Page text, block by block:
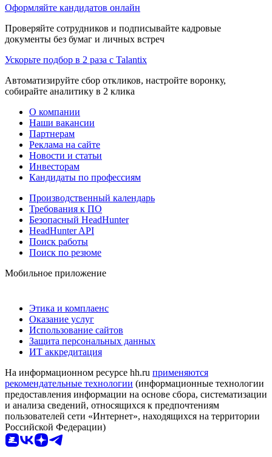
Оформляйте кандидатов онлайн
Проверяйте сотрудников и подписывайте кадровые
документы без бумаг и личных встреч
Ускорьте подбор в 2 раза с Talantix
Автоматизируйте сбор откликов, настройте воронку,
собирайте аналитику в 2 клика
О компании
Наши вакансии
Партнерам
Реклама на сайте
Новости и статьи
Инвесторам
Кандидаты по профессиям
Производственный календарь
Требования к ПО
Безопасный HeadHunter
HeadHunter API
Поиск работы
Поиск по резюме
Мобильное приложение
Этика и комплаенс
Оказание услуг
Использование сайтов
Защита персональных данных
ИТ аккредитация
На информационном ресурсе hh.ru применяются
рекомендательные технологии (информационные технологии
предоставления информации на основе сбора, систематизации
и анализа сведений, относящихся к предпочтениям
пользователей сети «Интернет», находящихся на территории
Российской Федерации)